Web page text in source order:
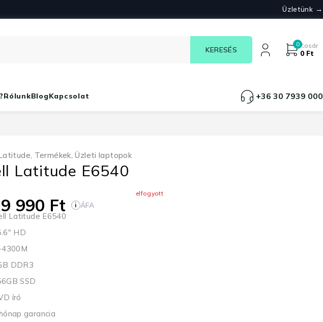
Üzletünk →
0Kosár
0 Ft
RólunkBlogKapcsolat +36 30 7939 000
, Termékek,Üzleti laptopok
Latitude E6540
elfogyott
990 Ft i ÁFA
Latitude E6540
HD
DDR3
SSD
író
garancia